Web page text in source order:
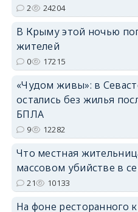
2 24204
В Крыму этой ночью
жителей
0 17215
«Чудом живы»: в
остались без жилья
БПЛА
9 12282
Что местная
массовом убийстве в
21 10133
На фоне ресторанного